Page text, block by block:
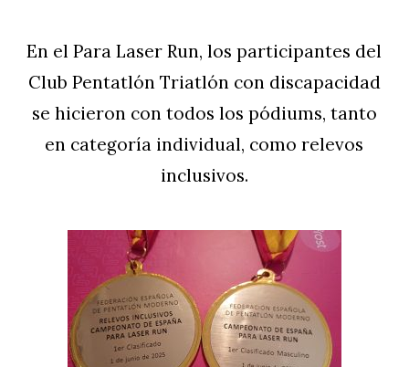
En el Para Laser Run, los participantes del
Club Pentatlón Triatlón con discapacidad
se hicieron con todos los pódiums, tanto
en categoría individual, como relevos
inclusivos.